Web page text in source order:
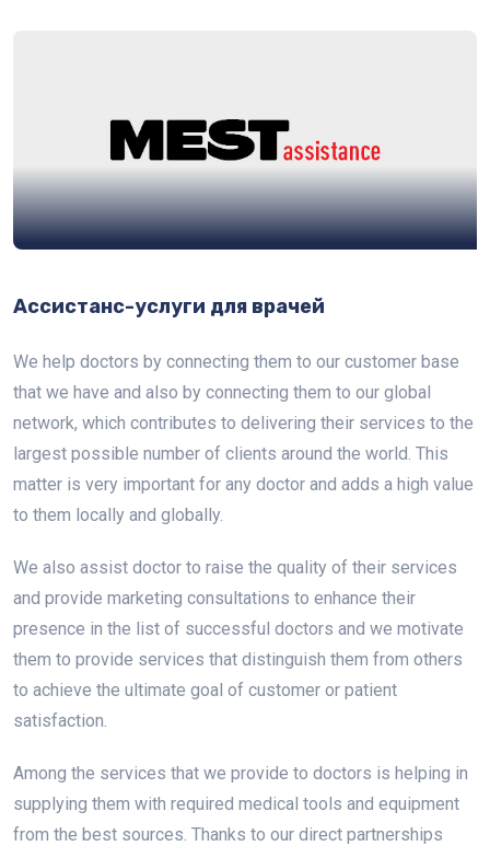
Ассистанс-услуги для врачей
We help doctors by connecting them to our customer base
that we have and also by connecting them to our global
network, which contributes to delivering their services to the
largest possible number of clients around the world. This
matter is very important for any doctor and adds a high value
to them locally and globally.
We also assist doctor to raise the quality of their services
and provide marketing consultations to enhance their
presence in the list of successful doctors and we motivate
them to provide services that distinguish them from others
to achieve the ultimate goal of customer or patient
satisfaction.
Among the services that we provide to doctors is helping in
supplying them with required medical tools and equipment
from the best sources. Thanks to our direct partnerships